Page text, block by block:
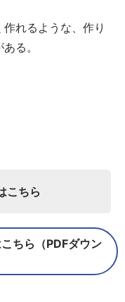
れるような、作り
る。
こちら
ちら（PDFダウン